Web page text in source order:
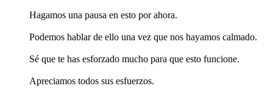
Hagamos una pausa en esto por ahora.
Podemos hablar de ello una vez que nos hayamos calmado.
Sé que te has esforzado mucho para que esto funcione.
Apreciamos todos sus esfuerzos.